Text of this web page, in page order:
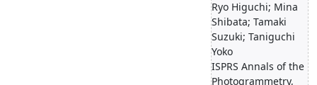
Ryo Higuchi; Mina
Shibata; Tamaki
Suzuki; Taniguchi
Yoko
ISPRS Annals of the
Photogrammetry,